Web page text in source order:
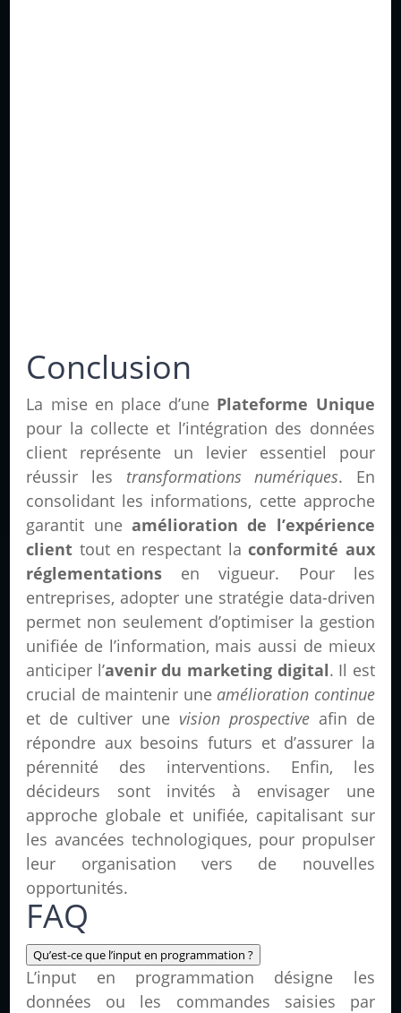
Conclusion
La mise en place d’une Plateforme Unique
pour la collecte et l’intégration des données
client représente un levier essentiel pour
réussir les transformations numériques. En
consolidant les informations, cette approche
garantit une amélioration de l’expérience
client tout en respectant laconformité aux
réglementations en vigueur. Pour les
entreprises, adopter une stratégie data-driven
permet non seulement d’optimiser la gestion
unifiée de l’information, mais aussi de mieux
anticiper l’avenir du marketing digital. Il est
crucial de maintenir une amélioration continue
et de cultiver une vision prospectiveafin de
répondre aux besoins futurs et d’assurer la
pérennité des interventions. Enfin, les
décideurs sont invités à envisager une
approche globale et unifiée, capitalisant sur
les avancées technologiques, pour propulser
leur organisation vers de nouvelles
opportunités.
FAQ
Qu’est-ce que l’input en programmation ?
L’input en programmation désigne les
données ou les commandes saisies par